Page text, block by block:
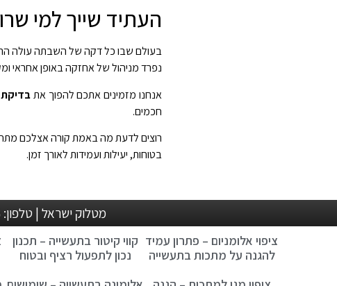
העתיד שייך למי
בעולם שבו כל דקה של השבתה עולה
נפרד מניהול של אחזקה באופן אחראי
אנחנו מזמינים אתכם להפוך את
חכמים.
רוצים לדעת מה באמת קורה אצלכם
בטוחות, יעילות ועמידות לאורך זמן.
מטלוק ישראל | טלפון: 04-8210876 , 04-8211183 | פקס: 04-8210877 | metalock@zahav.net.il
ציפוי אלומניום – פתרון עמיד
להגנה על מתכות בתעשייה
קווי קיטור בתעשייה – תכנון
נכון לתפעול רציף ובטוח